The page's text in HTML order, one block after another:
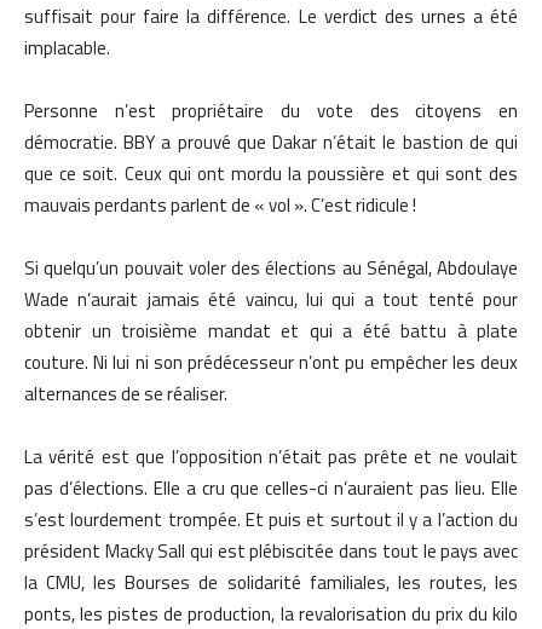
suffisait pour faire la différence. Le verdict des urnes a été
implacable.
Personne n’est propriétaire du vote des citoyens en
démocratie. BBY a prouvé que Dakar n’était le bastion de qui
que ce soit. Ceux qui ont mordu la poussière et qui sont des
mauvais perdants parlent de « vol ». C’est ridicule !
Si quelqu’un pouvait voler des élections au Sénégal, Abdoulaye
Wade n’aurait jamais été vaincu, lui qui a tout tenté pour
obtenir un troisième mandat et qui a été battu à plate
couture. Ni lui ni son prédécesseur n’ont pu empêcher les deux
alternances de se réaliser.
La vérité est que l’opposition n’était pas prête et ne voulait
pas d’élections. Elle a cru que celles-ci n’auraient pas lieu. Elle
s’est lourdement trompée. Et puis et surtout il y a l’action du
président Macky Sall qui est plébiscitée dans tout le pays avec
la CMU, les Bourses de solidarité familiales, les routes, les
ponts, les pistes de production, la revalorisation du prix du kilo